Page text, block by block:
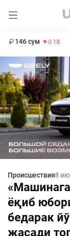
146 сум -0.18
Происшествия8
ёқиб
бедарак
жасади